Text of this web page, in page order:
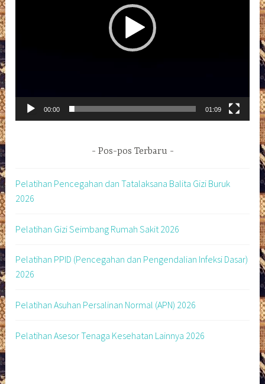
00:00 01:09
Pos-pos Terbaru
Pelatihan Pencegahan dan Tatalaksana Balita Gizi Buruk
2026
Pelatihan Gizi Seimbang Rumah Sakit 2026
Pelatihan PPID (Pencegahan dan Pengendalian Infeksi Dasar)
2026
Pelatihan Asuhan Persalinan Normal (APN) 2026
Pelatihan Asesor Tenaga Kesehatan Lainnya 2026